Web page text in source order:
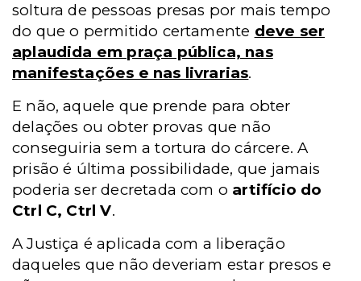
soltura de pessoas presas por mais tempo
do que o permitido certamente deve ser
aplaudida em praça pública, nas
manifestações e nas livrarias.
E não, aquele que prende para obter
delações ou obter provas que não
conseguiria sem a tortura do cárcere. A
prisão é última possibilidade, que jamais
poderia ser decretada com o artifício do
Ctrl C, Ctrl V.
A Justiça é aplicada com a liberação
daqueles que não deveriam estar presos e